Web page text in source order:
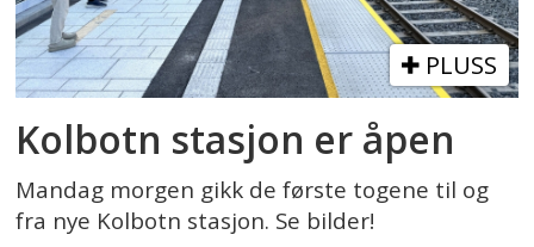
PLUSS
Kolbotn stasjon er åpen
Mandag morgen gikk de første togene til og
fra nye Kolbotn stasjon. Se bilder!